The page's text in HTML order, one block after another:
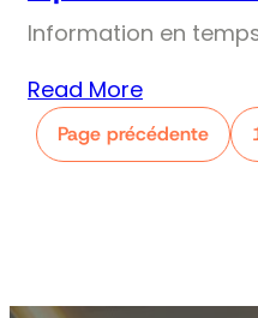
Information en
Read More
Page précédente